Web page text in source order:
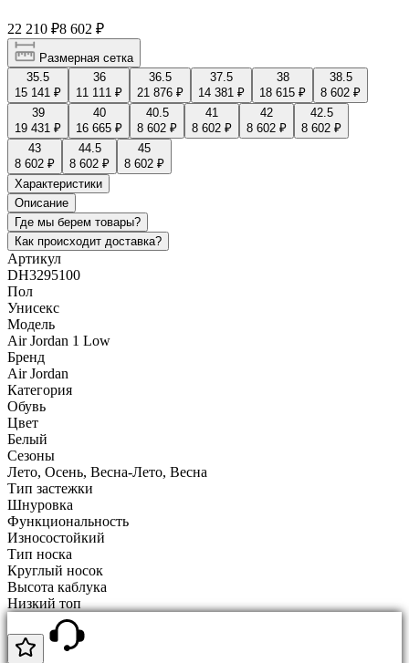
22 210 ₽8 602 ₽
Размерная сетка
35.5
15 141 ₽
36
11 111 ₽
36.5
21 876 ₽
37.5
14 381 ₽
38
18 615 ₽
38.5
8 602 ₽
39
19 431 ₽
40
16 665 ₽
40.5
8 602 ₽
41
8 602 ₽
42
8 602 ₽
42.5
8 602 ₽
43
8 602 ₽
44.5
8 602 ₽
45
8 602 ₽
Характеристики
Описание
Где мы берем товары?
Как происходит доставка?
Артикул
DH3295100
Пол
Унисекс
Модель
Air Jordan 1 Low
Бренд
Air Jordan
Категория
Обувь
Цвет
Белый
Сезоны
Лето, Осень, Весна-Лето, Весна
Тип застежки
Шнуровка
Функциональность
Износостойкий
Тип носка
Круглый носок
Высота каблука
Низкий топ